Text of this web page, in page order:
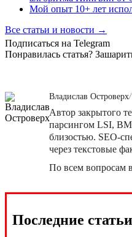
Мой опыт 10+ лет
Все статьи и новости →
Подписаться на Telegram
Понравилась статья?
Владислав Островерх
Автор закрытого
парсингом LSI,
близостью. SEO-
через текстовые
По всем вопросам в
Последние статьи